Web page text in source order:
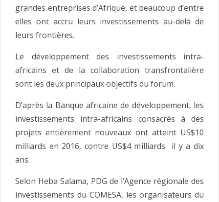
grandes entreprises d’Afrique, et beaucoup d’entre
elles ont accru leurs investissements au-delà de
leurs frontières.
Le développement des investissements intra-
africains et de la collaboration transfrontalière
sont les deux principaux objectifs du forum.
D’après la Banque africaine de développement, les
investissements intra-africains consacrés à des
projets entièrement nouveaux ont atteint US$10
milliards en 2016, contre US$4 milliards il y a dix
ans.
Selon Heba Salama, PDG de l’Agence régionale des
investissements du COMESA, les organisateurs du